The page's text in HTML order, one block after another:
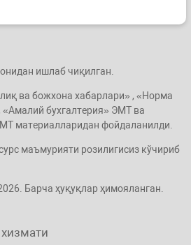
ишлаб чиқилган.
ва божхона хабарлари» , «Норма
«Амалий бухгалтерия» ЭМТ ва
материалларидан фойдаланилди.
маъмурияти розилигисиз кўчириб
Барча ҳуқуқлар ҳимояланган.